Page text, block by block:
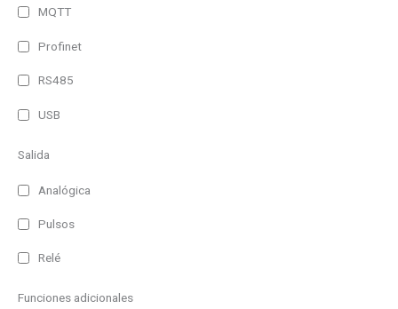
MQTT
Profinet
RS485
USB
Salida
Analógica
Pulsos
Relé
Funciones adicionales